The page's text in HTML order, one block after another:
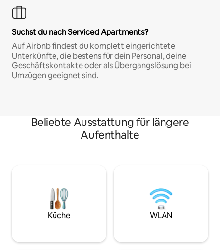
Suchst du nach Serviced Apartments?
Auf Airbnb findest du komplett eingerichtete
Unterkünfte, die bestens für dein Personal, deine
Geschäftskontakte oder als Übergangslösung bei
Umzügen geeignet sind.
Beliebte Ausstattung für längere
Aufenthalte
Küche WLAN